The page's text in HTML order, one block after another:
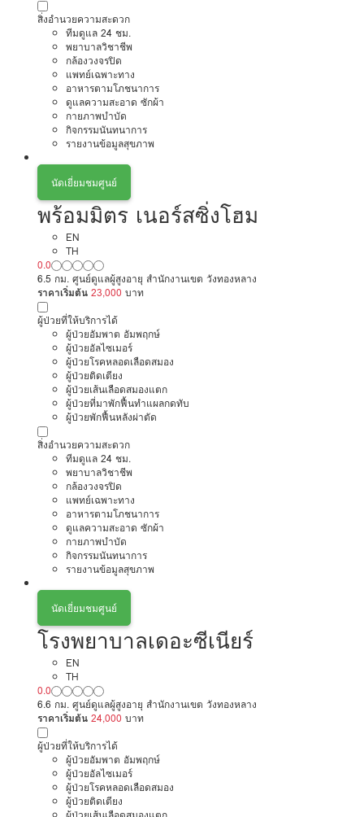
สิ่งอำนวยความสะดวก
ทีมดูแล 24 ชม.
พยาบาลวิชาชีพ
กล้องวงจรปิด
แพทย์เฉพาะทาง
อาหารตามโภชนาการ
ดูแลความสะอาด ซักผ้า
กายภาพบำบัด
กิจกรรมนันทนาการ
รายงานข้อมูลสุขภาพ
นัดเยี่ยมชมศูนย์
พร้อมมิตร เนอร์สซิ่งโฮม
EN
TH
0.0
6.5 กม. ศูนย์ดูแลผู้สูงอายุ สำนักงานเขต วังทองหลาง
ราคาเริ่มต้น 23,000 บาท
ผู้ป่วยที่ให้บริการได้
ผู้ป่วยอัมพาต อัมพฤกษ์
ผู้ป่วยอัลไซเมอร์
ผู้ป่วยโรคหลอดเลือดสมอง
ผู้ป่วยติดเตียง
ผู้ป่วยเส้นเลือดสมองแตก
ผู้ป่วยที่มาพักฟื้นทำแผลกดทับ
ผู้ป่วยพักฟื้นหลังผ่าตัด
สิ่งอำนวยความสะดวก
ทีมดูแล 24 ชม.
พยาบาลวิชาชีพ
กล้องวงจรปิด
แพทย์เฉพาะทาง
อาหารตามโภชนาการ
ดูแลความสะอาด ซักผ้า
กายภาพบำบัด
กิจกรรมนันทนาการ
รายงานข้อมูลสุขภาพ
นัดเยี่ยมชมศูนย์
โรงพยาบาลเดอะซีเนียร์
EN
TH
0.0
6.6 กม. ศูนย์ดูแลผู้สูงอายุ สำนักงานเขต วังทองหลาง
ราคาเริ่มต้น 24,000 บาท
ผู้ป่วยที่ให้บริการได้
ผู้ป่วยอัมพาต อัมพฤกษ์
ผู้ป่วยอัลไซเมอร์
ผู้ป่วยโรคหลอดเลือดสมอง
ผู้ป่วยติดเตียง